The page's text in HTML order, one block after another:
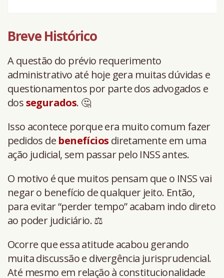
Breve Histórico
A questão do prévio requerimento
administrativo até hoje gera muitas dúvidas e
questionamentos por parte dos advogados e
dossegurados. 🤔
Isso acontece porque era muito comum fazer
pedidos de benefícios diretamente em uma
ação judicial, sem passar pelo INSS antes.
O motivo é que muitos pensam que o INSS vai
negar o benefício de qualquer jeito. Então,
para evitar “perder tempo” acabam indo direto
ao poder judiciário. ⚖️
Ocorre que essa atitude acabou gerando
muita discussão e divergência jurisprudencial.
Até mesmo em relação à constitucionalidade